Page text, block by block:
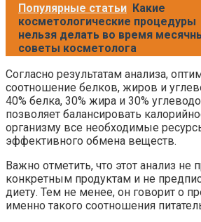
Популярные статьи Какие
косметологические процедуры
нельзя делать во время
советы косметолога
Согласно результатам анализа,
соотношение белков, жиров и
40% белка, 30% жира и 30%
позволяет балансировать
организму все необходимые
эффективного обмена веществ.
Важно отметить, что этот анализ не
конкретным продуктам и не
диету. Тем не менее, он говорит о
именно такого соотношения